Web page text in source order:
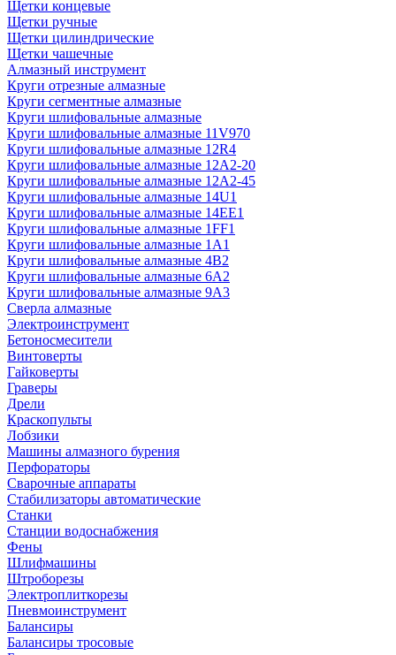
Щетки концевые
Щетки ручные
Щетки цилиндрические
Щетки чашечные
Алмазный инструмент
Круги отрезные алмазные
Круги сегментные алмазные
Круги шлифовальные алмазные
Круги шлифовальные алмазные 11V970
Круги шлифовальные алмазные 12R4
Круги шлифовальные алмазные 12А2-20
Круги шлифовальные алмазные 12А2-45
Круги шлифовальные алмазные 14U1
Круги шлифовальные алмазные 14ЕЕ1
Круги шлифовальные алмазные 1FF1
Круги шлифовальные алмазные 1А1
Круги шлифовальные алмазные 4В2
Круги шлифовальные алмазные 6A2
Круги шлифовальные алмазные 9А3
Сверла алмазные
Электроинструмент
Бетоносмесители
Винтоверты
Гайковерты
Граверы
Дрели
Краскопульты
Лобзики
Машины алмазного бурения
Перфораторы
Сварочные аппараты
Стабилизаторы автоматические
Станки
Станции водоснабжения
Фены
Шлифмашины
Штроборезы
Электроплиткорезы
Пневмоинструмент
Балансиры
Балансиры тросовые